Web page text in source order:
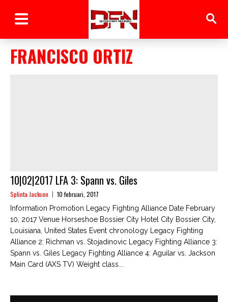
FRANCISCO ORTIZ
10|02|2017 LFA 3: Spann vs. Giles
Splinta Jackson 10 februari, 2017
Information Promotion Legacy Fighting Alliance Date February
10, 2017 Venue Horseshoe Bossier City Hotel City Bossier City,
Louisiana, United States Event chronology Legacy Fighting
Alliance 2: Richman vs. Stojadinovic Legacy Fighting Alliance 3:
Spann vs. Giles Legacy Fighting Alliance 4: Aguilar vs. Jackson
Main Card (AXS TV) Weight class...